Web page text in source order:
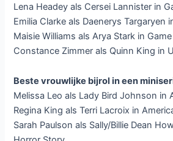
Lena Headey als Cersei Lannister in
Emilia Clarke als Daenerys Targaryen
Maisie Williams als Arya Stark in
Constance Zimmer als Quinn King in
Beste vrouwlijke bijrol in een
Melissa Leo als Lady Bird Johnson in
Regina King als Terri Lacroix in
Sarah Paulson als Sally/Billie Dean